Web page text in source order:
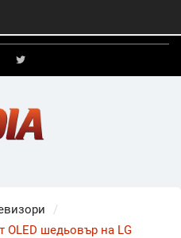
OLED шедьовър на LG